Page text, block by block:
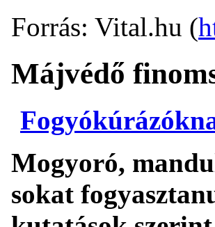
Forrás: Vital.hu (
Májvédő
Mogyoró,
sokat